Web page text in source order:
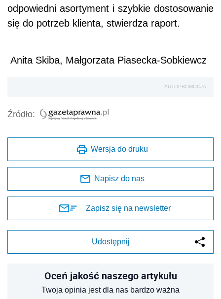
odpowiedni asortyment i szybkie dostosowanie
się do potrzeb klienta, stwierdza raport.
Anita Skiba, Małgorzata Piasecka-Sobkiewcz
AUTOPROMOCJA
Źródło:
Wersja do druku
Napisz do nas
Zapisz się na newsletter
Udostępnij
Oceń jakość naszego artykułu
Twoja opinia jest dla nas bardzo ważna